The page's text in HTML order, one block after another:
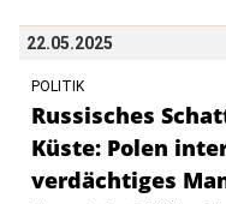
22.05.2025
POLITIK
Russisches
Küste: Polen
verdächtiges